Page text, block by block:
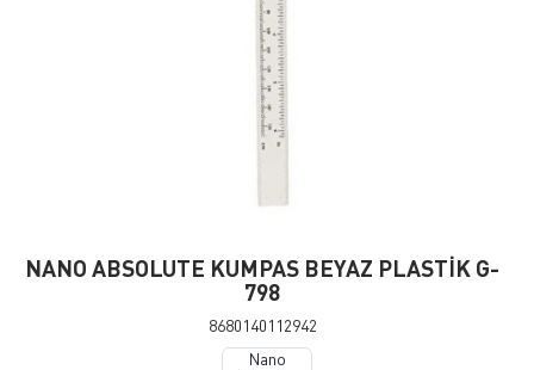
NANO ABSOLUTE KUMPAS BEYAZ PLASTİK G-
798
8680140112942
Nano